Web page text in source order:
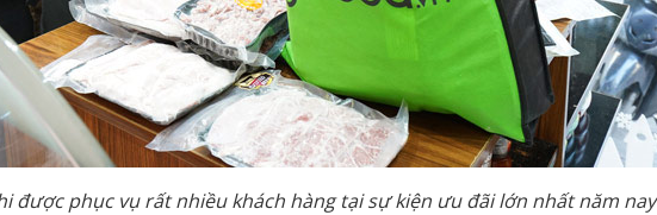
được phục vụ rất nhiều khách hàng tại sự kiện ưu đãi lớn nhất năm nay